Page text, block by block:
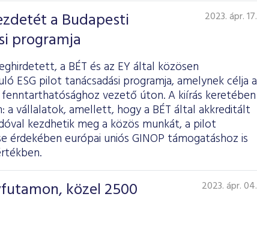
a Budapesti
programja
2023. ápr. 17.
a BÉT és az EY által közösen
ESG pilot tanácsadási programja, amelynek célja a
vezető úton. A kiírás keretében
a vállalatok, amellett, hogy a BÉT által akkreditált
kezdhetik meg a közös munkát, a pilot
érdekében európai uniós GINOP támogatáshoz is
közel 2500
2023. ápr. 04.